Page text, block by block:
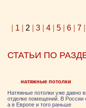
1 2 3 4 5 6 7
СТАТЬИ ПО
натяжные потолки
Натяжные потолки уже давно
отделке помещений. В России
а в Европе и того раньше